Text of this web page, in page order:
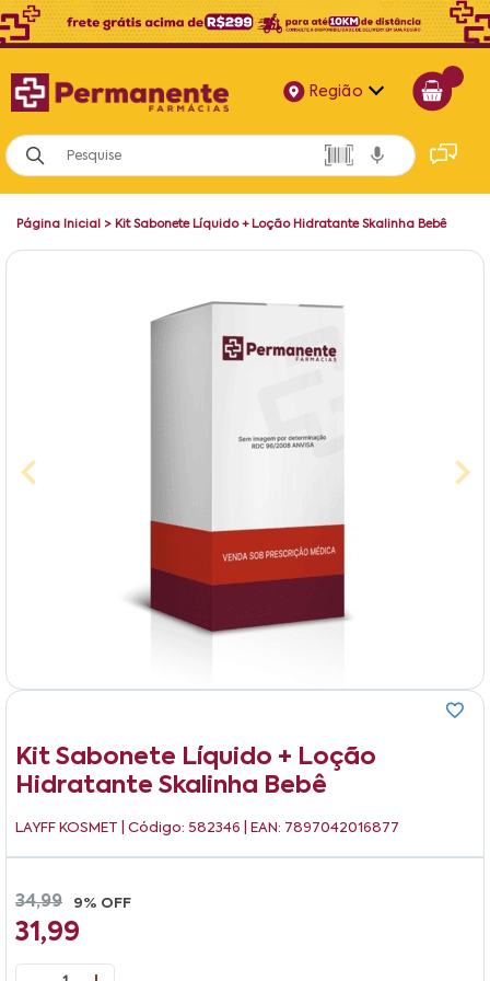
Região
Alagoas
Bahia
Página Inicial > Kit Sabonete Líquido + Loção Hidratante Skalinha Bebê
Kit Sabonete Líquido + Loção
Hidratante Skalinha Bebê
LAYFF KOSMET | Código: 582346 | EAN: 7897042016877
34,99 9% OFF
31,99